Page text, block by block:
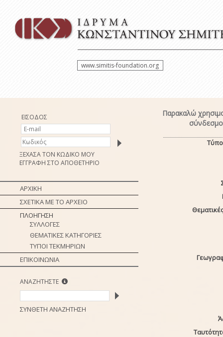
www.simitis-foundation.org
ΕΙΣΟΔΟΣ
ΞΕΧΑΣΑ ΤΟΝ ΚΩΔΙΚΟ ΜΟΥ
ΕΓΓΡΑΦΗ ΣΤΟ ΑΠΟΘΕΤΗΡΙΟ
ΑΡΧΙΚΗ
ΣΧΕΤΙΚΑ ΜΕ ΤΟ ΑΡΧΕΙΟ
ΠΛΟΗΓΗΣΗ
ΣΥΛΛΟΓΕΣ
ΘΕΜΑΤΙΚΕΣ ΚΑΤΗΓΟΡΙΕΣ
ΤΥΠΟΙ ΤΕΚΜΗΡΙΩΝ
ΕΠΙΚΟΙΝΩΝΙΑ
ΑΝΑΖΗΤΗΣΤΕ
ΣΥΝΘΕΤΗ ΑΝΑΖΗΤΗΣΗ
Παρακαλώ